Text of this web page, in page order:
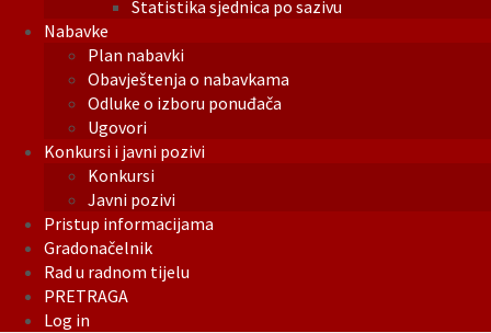
Statistika sjednica po sazivu
Nabavke
Plan nabavki
Obavještenja o nabavkama
Odluke o izboru ponuđača
Ugovori
Konkursi i javni pozivi
Konkursi
Javni pozivi
Pristup informacijama
Gradonačelnik
Rad u radnom tijelu
PRETRAGA
Log in